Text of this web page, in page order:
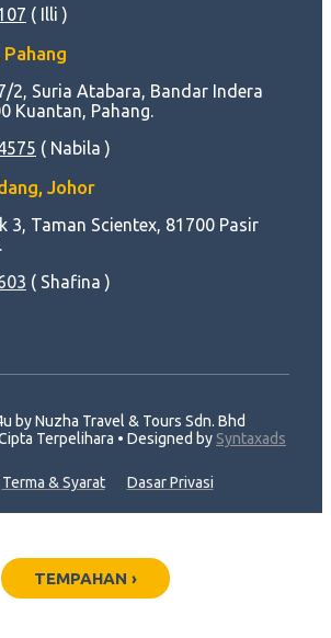
( Illi )
2, Suria Atabara, Bandar Indera
Kuantan, Pahang.
( Nabila )
Johor
3, Taman Scientex, 81700 Pasir
( Shafina )
by Nuzha Travel & Tours Sdn. Bhd
Terpelihara • Designed by Syntaxads
Terma & Syarat Dasar Privasi
TEMPAHAN ›